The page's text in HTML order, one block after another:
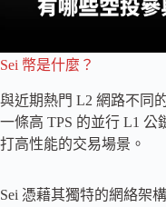
Sei 幣是什麼？
與近期熱門 L2 網路不同
一條高 TPS 的並行 L1 公
打高性能的交易場景。
Sei 憑藉其獨特的網絡架